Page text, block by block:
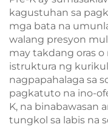
kagustuhan sa
mga bata na
walang presyon
may takdang oras
istruktura ng
nagpapahalaga sa
pagkatuto na ino-
K, na binabawasan
tungkol sa labis na